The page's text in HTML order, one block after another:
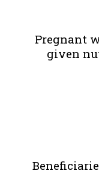
Pregnant
given